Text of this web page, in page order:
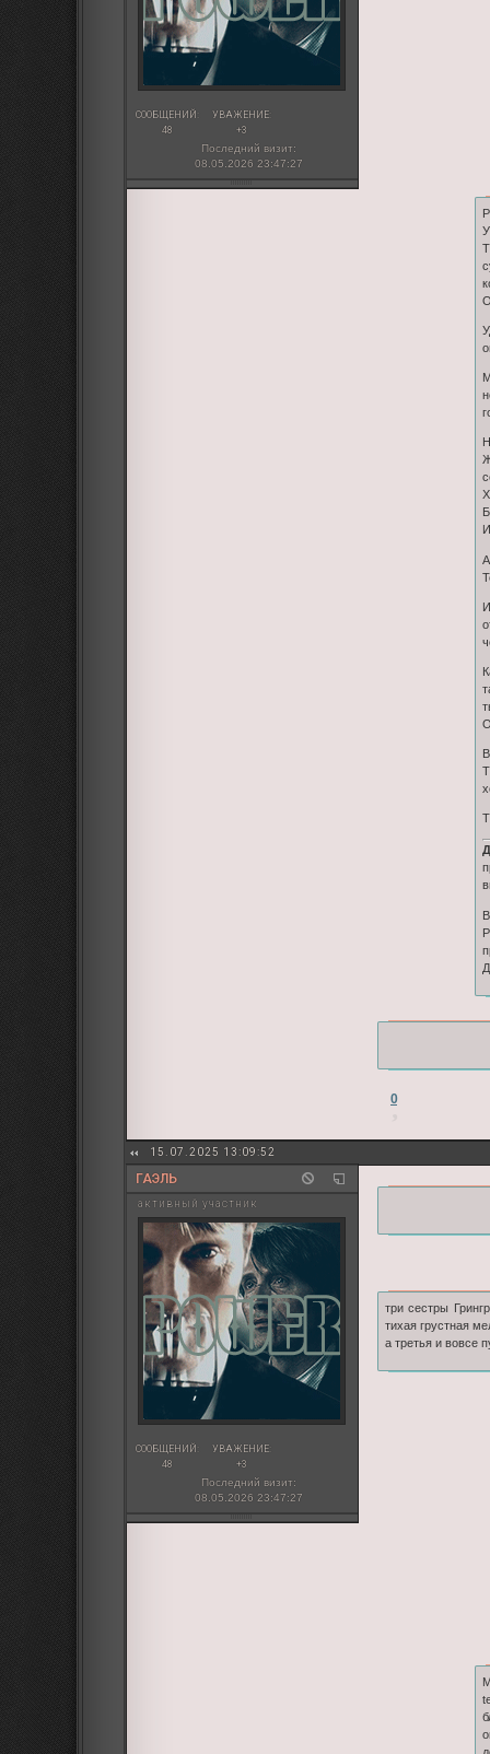
СООБЩЕНИЙ:
48
УВАЖЕНИЕ:
+3
Последний визит:
08.05.2026 23:47:27
0
15.07.2025 13:09:52
ГАЭЛЬ
активный участник
СООБЩЕНИЙ:
48
УВАЖЕНИЕ:
+3
Последний визит:
08.05.2026 23:47:27
три сестры
тихая грустная
а третья и вовсе